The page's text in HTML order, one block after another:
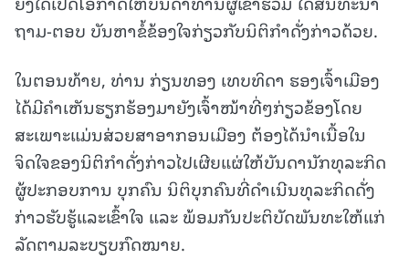
ຖາມ-ຕອບ ບັນຫາຂໍ້ຂ້ອງໃຈກ່ຽວກັບນິຕິກຳດັ່ງກ່າວດ້ວຍ.
ໃນຕອນທ້າຍ, ທ່ານ ກ່ຽນທອງ ເທບທິດາ ຮອງເຈົ້າເມືອງ
ໄດ້ມີຄຳເຫັນຮຽກຮ້ອງມາຍັງເຈົ້າໜ້າທີ່ໆກ່ຽວຂ້ອງໂດຍ
ສະເພາະແມ່ນສ່ວຍສາອາກອນເມືອງ ຕ້ອງໄດ້ນຳເນື້ອໃນ
ຈິດໃຈຂອງນິຕິກຳດັ່ງກ່າວໄປເຜີຍແຜ່ໃຫ້ບັນດານັກທຸລະກິດ
ຜູ້ປະກອບການ ບຸກຄົນ ນິຕິບຸກຄົນທີ່ດຳເນີນທຸລະກິດດັ່ງ
ກ່າວຮັບຮູ້ແລະເຂົ້າໃຈ ແລະ ພ້ອມກັນປະຕິບັດພັນທະໃຫ້ແກ່
ລັດຕາມລະບຽບກົດໝາຍ.